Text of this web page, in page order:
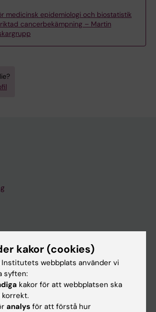
medicinsk epidemiologi och biostatistik
cancerbekämpning – Martin
kakor (cookies)
Institutets webbplats använder vi
syften:
kakor för att webbplatsen ska
korrekt.
analys för att förstå hur